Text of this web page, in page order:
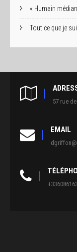
« Humain
Tout ce que je
57 rue
EMAIL